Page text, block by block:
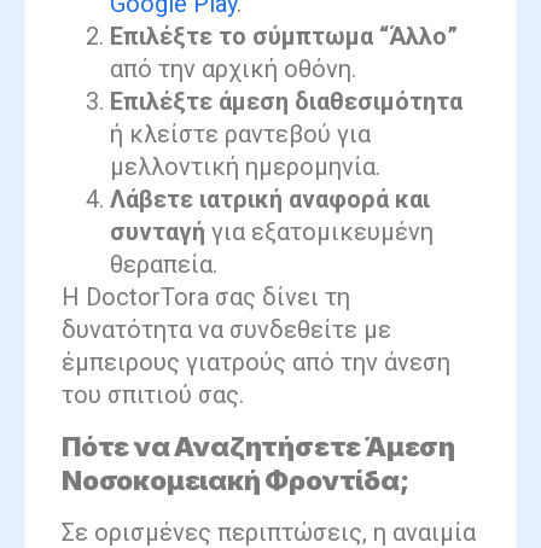
Επιλέξτε το σύμπτωμα “Άλλο”
από την αρχική οθόνη.
Επιλέξτε άμεση διαθεσιμότητα
ή κλείστε ραντεβού για
μελλοντική ημερομηνία.
Λάβετε ιατρική αναφορά και
συνταγή για εξατομικευμένη
θεραπεία.
Η DoctorTora σας δίνει τη
δυνατότητα να συνδεθείτε με
έμπειρους γιατρούς από την άνεση
του σπιτιού σας.
Πότε να Αναζητήσετε Άμεση
Νοσοκομειακή Φροντίδα;
Σε ορισμένες περιπτώσεις, η αναιμία